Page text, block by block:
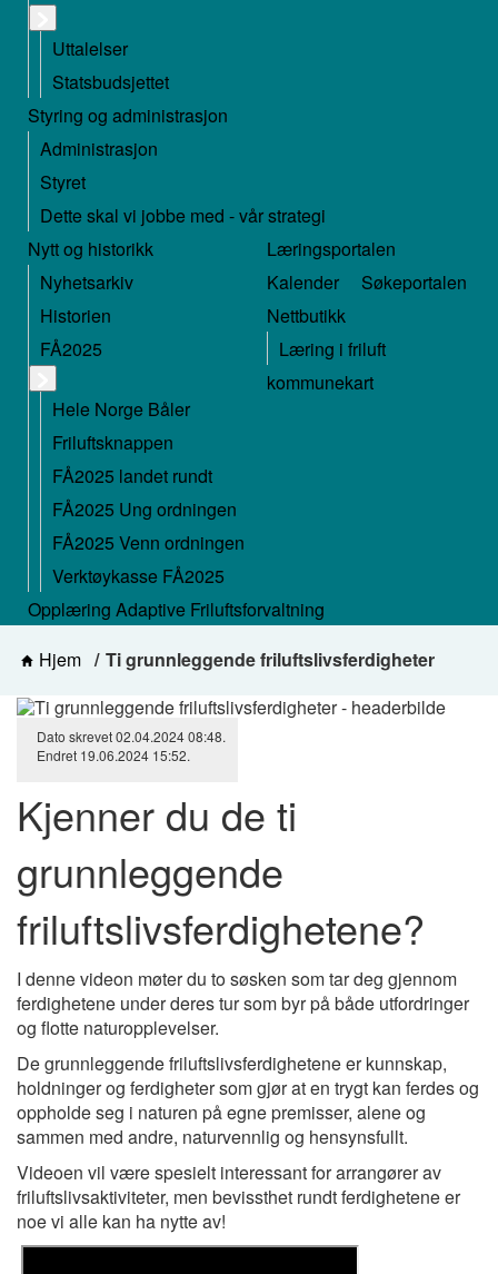
Uttalelser
Statsbudsjettet
Styring og administrasjon
Administrasjon
Styret
Dette skal vi jobbe med - vår strategi
Nytt og historikk
Nyhetsarkiv
Historien
FÅ2025
Hele Norge Båler
Friluftsknappen
FÅ2025 landet rundt
FÅ2025 Ung ordningen
FÅ2025 Venn ordningen
Verktøykasse FÅ2025
Læringsportalen
Kalender
Søkeportalen
Nettbutikk
Læring i friluft
kommunekart
Opplæring Adaptive Friluftsforvaltning
Hjem
Ti grunnleggende friluftslivsferdigheter
Dato skrevet02.04.202408:48.
Endret 19.06.2024 15:52.
Kjenner du de ti
grunnleggende
friluftslivsferdighetene?
I denne videon møter du to søsken som tar deg gjennom
ferdighetene under deres tur som byr på både utfordringer
og flotte naturopplevelser.
De grunnleggende friluftslivsferdighetene er kunnskap,
holdninger og ferdigheter som gjør at en trygt kan ferdes og
oppholde seg i naturen på egne premisser, alene og
sammen med andre, naturvennlig og hensynsfullt.
Videoen vil være spesielt interessant for arrangører av
friluftslivsaktiviteter, men bevissthet rundt ferdighetene er
noe vi alle kan ha nytte av!